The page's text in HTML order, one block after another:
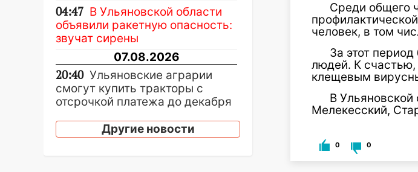
Среди общего
человек, в том
За этот
людей. К
клещевым
В Ульяновской
Мелекесский,
0 0
04:47 В Ульяновской области
объявили ракетную опасность:
звучат сирены
07.08.2026
20:40 Ульяновские аграрии
смогут купить тракторы с
отсрочкой платежа до декабря
19:34 В следственном
управлении состоялось
Другие новости